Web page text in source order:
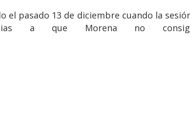
pasado 13 de diciembre cuando la
a que Morena no